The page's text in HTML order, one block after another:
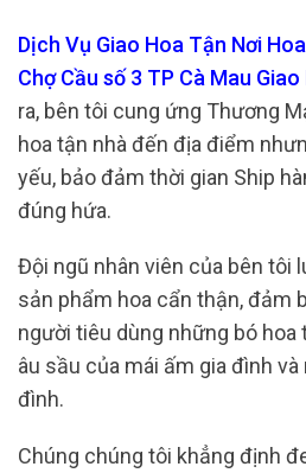
Dịch Vụ Giao Hoa Tận Nơi
Chợ Cầu số 3 TP Cà Mau
ra, bên tôi cung ứng Thương
hoa tận nhà đến địa điểm
yếu, bảo đảm thời gian Ship
đúng hứa.
Đội ngũ nhân viên của bên tôi
sản phẩm hoa cẩn thận, đảm
người tiêu dùng những bó
âu sầu của mái ấm gia đình
đình.
Chúng chúng tôi khẳng định